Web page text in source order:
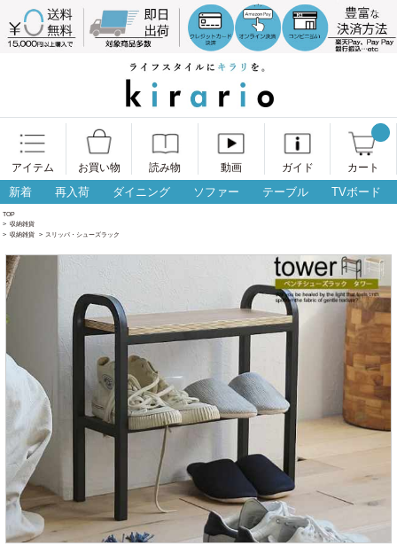
アイテム お買い物 読み物 動画 ガイド カート
新着 再入荷 ダイニング ソファー テーブル TVボード
TOP
> 収納雑貨
> 収納雑貨 > スリッパ・シューズラック